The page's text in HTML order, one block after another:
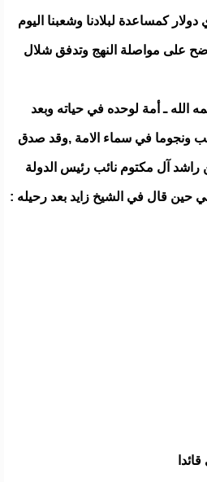
كمساعدة لبلادنا وشعبنا اليوم
على مواصلة النهج وتدفق شلال
الله ـ أمة لوحده في حياته وبعد
ونجوما في سماء الامة ,وقد صدق
آل مكتوم نائب رئيس الدولة
حين قال في الشيخ زايد بعد رحيله :